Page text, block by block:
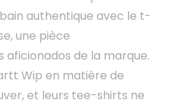
authentique avec le t-
une pièce
de la marque.
Wip en matière de
et leurs tee-shirts ne